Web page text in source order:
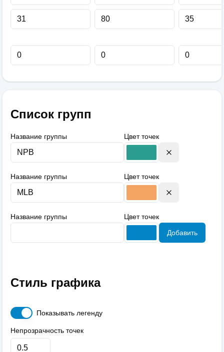
Список групп
Название группы Цвет точек
Название группы Цвет точек
Название группы
Цвет точек
Добавить
Стиль графика
Показывать легенду
Непрозрачность точек